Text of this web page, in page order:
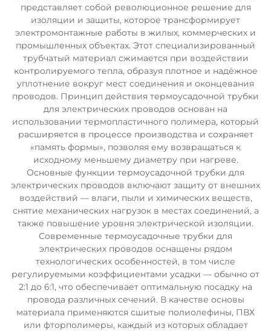
представляет собой революционное решение для
изоляции и защиты, которое трансформирует
электромонтажные работы в жилых, коммерческих и
промышленных объектах. Этот специализированный
трубчатый материал сжимается при воздействии
контролируемого тепла, образуя плотное и надёжное
уплотнение вокруг мест соединения и оконцевания
проводов. Принцип действия термоусадочной трубки
для электрических проводов основан на
использовании термопластичного полимера, который
расширяется в процессе производства и сохраняет
«память формы», позволяя ему возвращаться к
исходному меньшему диаметру при нагреве.
Основные функции термоусадочной трубки для
электрических проводов включают защиту от внешних
воздействий — влаги, пыли и химических веществ,
снятие механических нагрузок в местах соединений, а
также повышение уровня электрической изоляции.
Современные термоусадочные трубки для
электрических проводов оснащены рядом
технологических особенностей, в том числе
регулируемыми коэффициентами усадки — обычно от
2:1 до 6:1, что обеспечивает оптимальную посадку на
провода различных сечений. В качестве основы
материала применяются сшитые полиолефины, ПВХ
или фторполимеры, каждый из которых обладает